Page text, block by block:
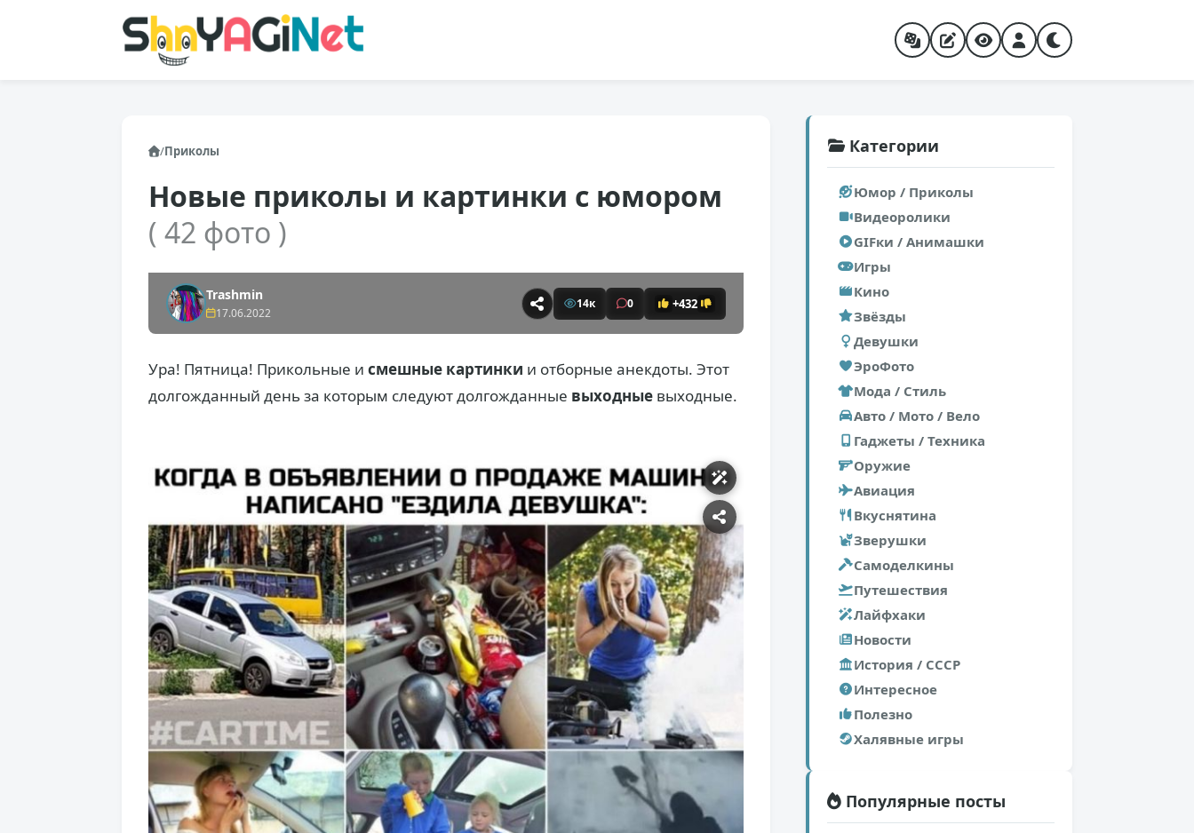
/Приколы
Новые приколы и картинки с юмором
( 42 фото )
Trashmin
17.06.2022
14к 0 +432
Ура! Пятница! Прикольные и смешные картинки и отборные анекдоты. Этот
долгожданный день за которым следуют долгожданные выходные выходные.
Категории
Юмор / Приколы
Видеоролики
GIFки / Анимашки
Игры
Кино
Звёзды
Девушки
ЭроФото
Мода / Стиль
Авто / Мото / Вело
Гаджеты / Техника
Оружие
Авиация
Вкуснятина
Зверушки
Самоделкины
Путешествия
Лайфхаки
Новости
История / СССР
Интересное
Полезно
Халявные игры
Популярные посты